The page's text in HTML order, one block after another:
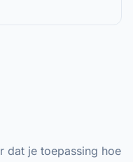
dat je toepassing hoe